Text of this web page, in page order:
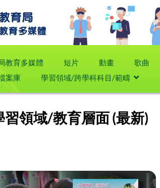
教育多媒體 短片 動畫 歌曲
案庫
學習領域/跨學科科目/範疇
習領域/教育層面 (最新)